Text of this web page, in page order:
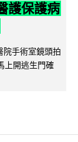
護保護病
手術室鏡頭拍
上開逃生門確